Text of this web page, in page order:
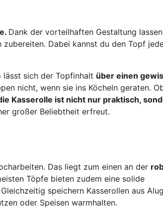
Dank der vorteilhaften Gestaltung
Dabei kannst du den Topf
lässt sich der Topfinhalt über einen
nicht, wenn sie ins Köcheln geraten.
Kasserolle ist nicht nur praktisch,
großer Beliebtheit erfreut.
Das liegt zum einen an der
Töpfe bieten zudem eine solide
speichern Kasserollen aus
oder Speisen warmhalten.